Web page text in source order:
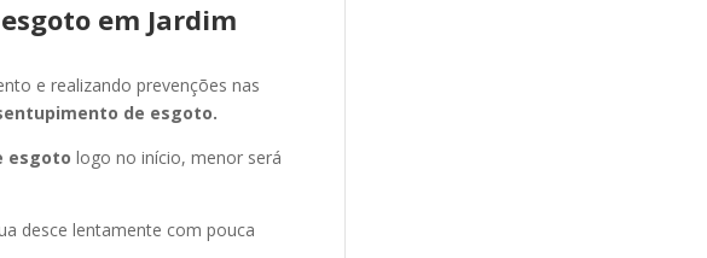
em Jardim
e realizando prevenções nas
de esgoto.
esgoto logo no início, menor será
desce lentamente com pouca